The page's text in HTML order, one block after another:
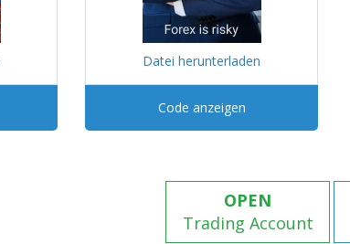
Datei herunterladen
Code anzeigen
OPEN
Trading Account